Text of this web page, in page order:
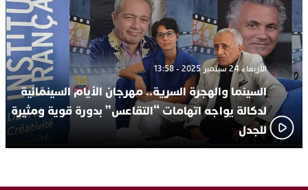
الأربعاء 24 سبتمبر 2025 - 13:58
السينما والهجرة السرية.. مهرجان الأيام السينمائية
لدكالة يواجه اتهامات “التقاعس” بدورة قوية ومثيرة
للجدل